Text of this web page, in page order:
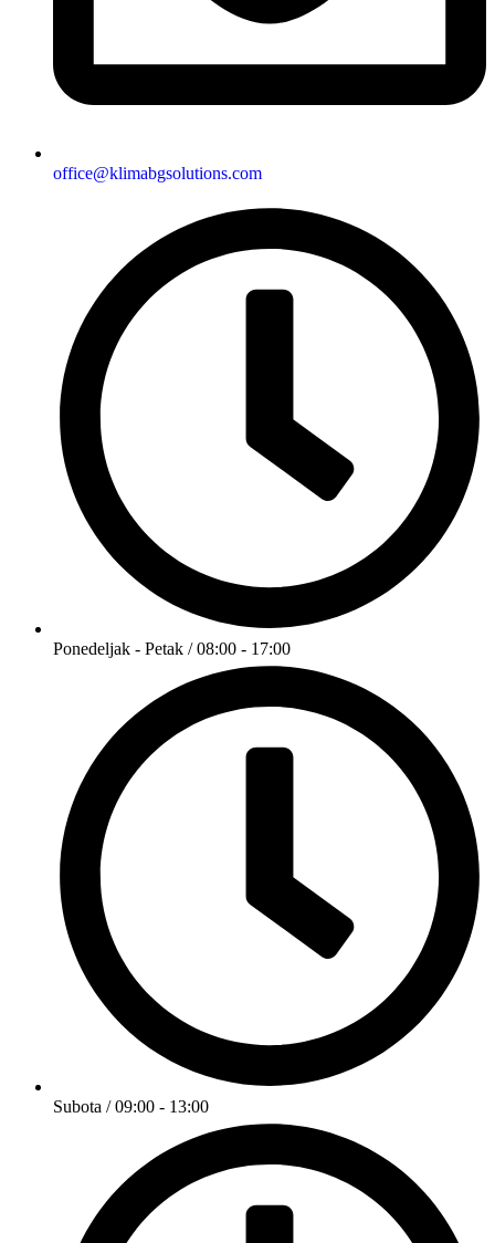
office@klimabgsolutions.com
Ponedeljak - Petak / 08:00 - 17:00
Subota / 09:00 - 13:00